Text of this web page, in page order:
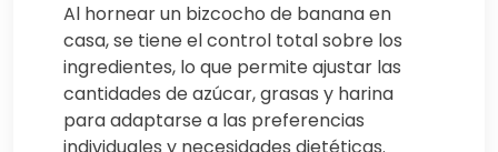
Al hornear un bizcocho de banana en
casa, se tiene el control total sobre los
ingredientes, lo que permite ajustar las
cantidades de azúcar, grasas y harina
para adaptarse a las preferencias